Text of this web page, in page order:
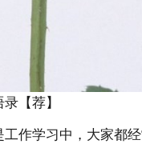
【荐】
工作学习中，大家都